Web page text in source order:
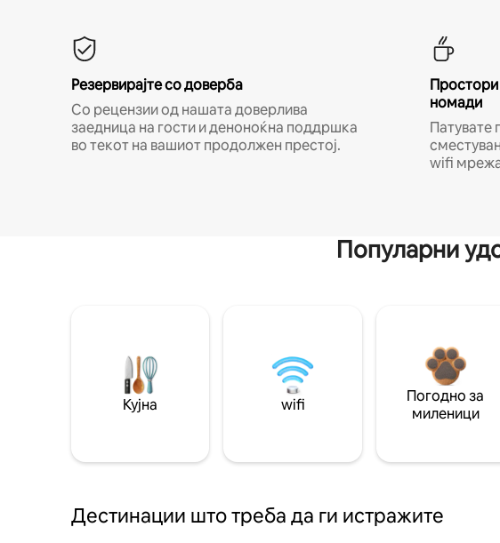
Резервирајте со доверба
Со рецензии од нашата доверлива
заедница на гости и деноноќна поддршка
во текот на вашиот продолжен престој.
Простори
номади
Патувате
wifi
Популарни
Кујна wifi
Погодно за
миленици
Дестинации што треба да ги истражите